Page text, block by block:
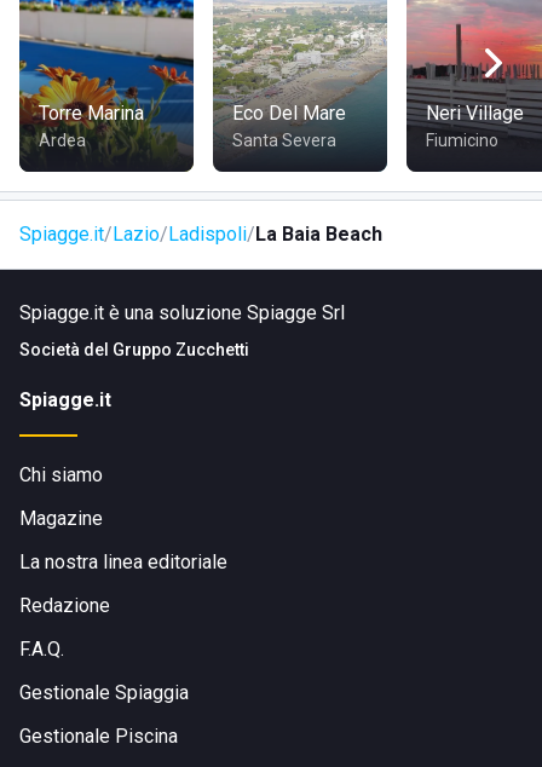
COME RAGGIUNGERE LA BAIA BEACH
Si può accedere allo stabilimento tramite il lungomare,
dunque si trova nelle vicinanze del centro abitato; è
facilmente raggiungibile a piedi, in bicicletta, in auto o con i
mezzi pubblici.
Torre Marina
Ardea
Eco Del Mare
Santa Severa
Neri Village
Fiumicino
Spiagge.it Lazio Ladispoli La Baia Beach
Spiagge.it è una soluzione Spiagge Srl
Società del Gruppo Zucchetti
Spiagge.it
Chi siamo
Magazine
La nostra linea editoriale
Redazione
F.A.Q.
Gestionale Spiaggia
Gestionale Piscina